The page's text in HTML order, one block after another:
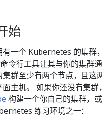
始
有一个 Kubernetes 的集群
令行工具让其与你的集群
集群至少有两个节点，且这
面主机。 如果你还没有集群
构建一个你自己的集群，
练习环境之一：